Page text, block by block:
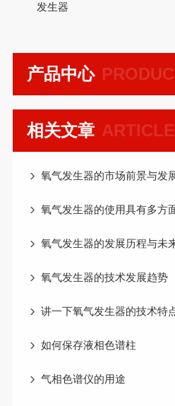
发生器
产品中心
相关文章
氧气发生器的市场前景与发
氧气发生器的使用具有多方
氧气发生器的发展历程与未
氧气发生器的技术发展趋势
讲一下氧气发生器的技术特
如何保存液相色谱柱
气相色谱仪的用途